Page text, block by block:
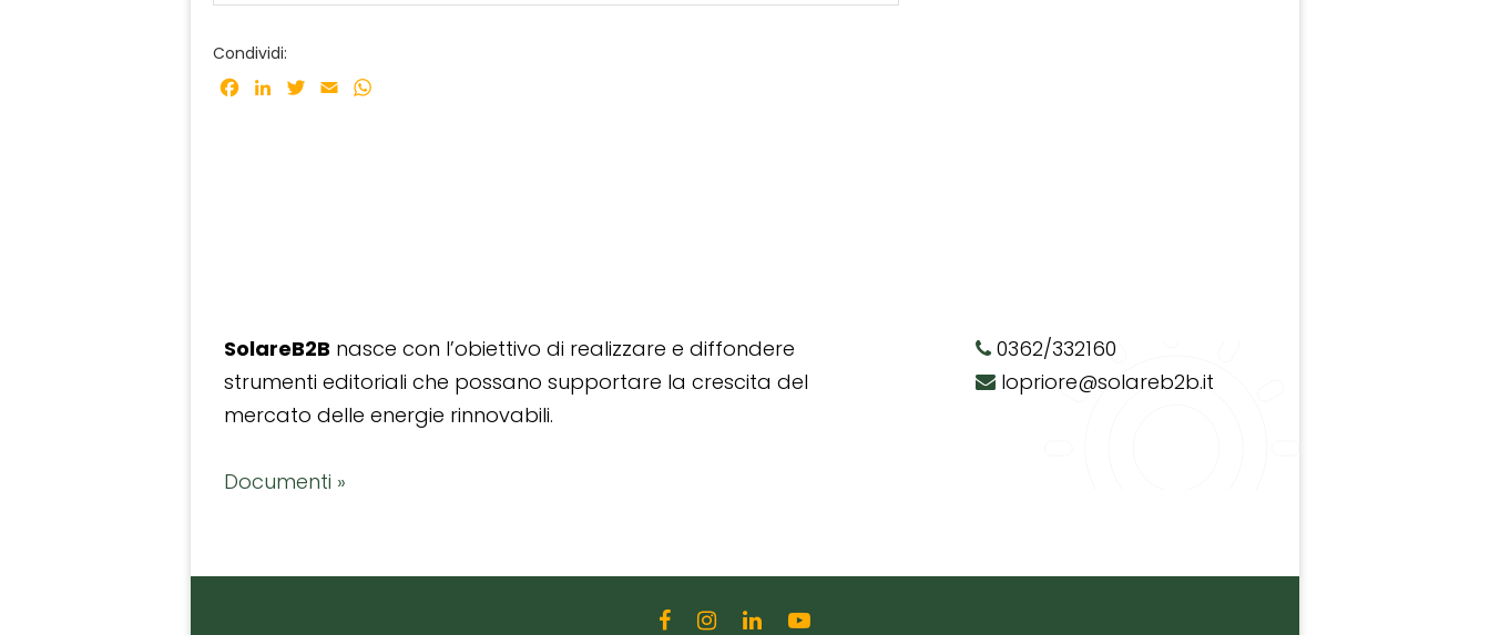
Condividi:
Facebook
LinkedInTwitter
Email
SolareB2B nasce con l’obiettivo di realizzare e diffondere
strumenti editoriali che possano supportare la crescita del
mercato delle energie rinnovabili.
Documenti »
0362/332160
lopriore@solareb2b.it